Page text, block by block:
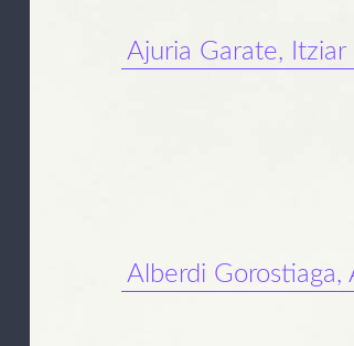
Ajuria Garate, Itziar
Alberdi Gorostiaga,